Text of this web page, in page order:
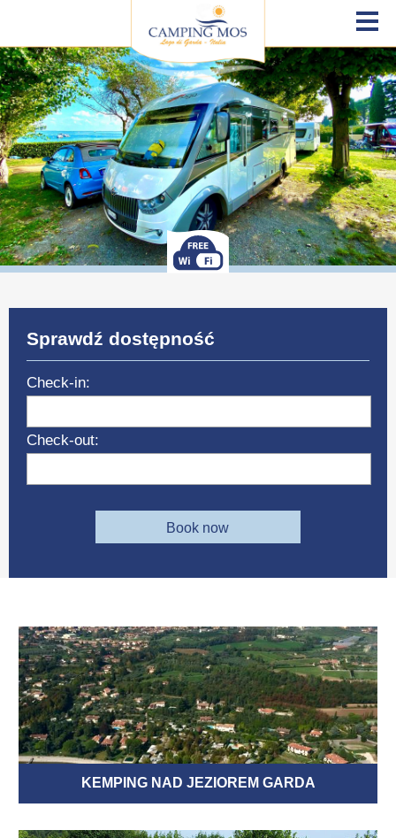
Sprawdź dostępność
Check-in:
Check-out:
Book now
KEMPING NAD JEZIOREM GARDA